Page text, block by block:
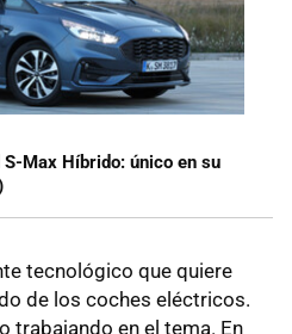
Max Híbrido: único en su
tecnológico que quiere
de los coches eléctricos.
trabajando en el tema. En